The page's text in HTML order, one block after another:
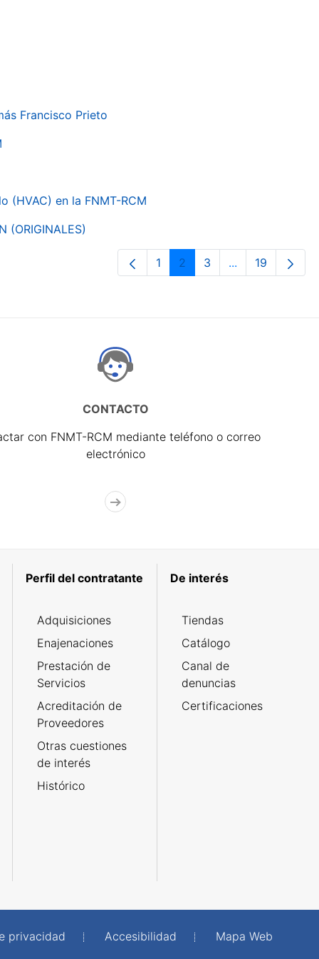
Francisco Prieto
(HVAC) en la FNMT-RCM
Página
1 Página
2 Página
3 ...PáginasPágina
19
CONTACTO
con FNMT-RCM mediante teléfono o correo
electrónico
Perfil del contratante
Adquisiciones
Enajenaciones
Prestación de
Servicios
Acreditación de
Proveedores
Otras cuestiones
de interés
Histórico
De interés
Tiendas
Catálogo
Canal de
denuncias
Certificaciones
privacidad Accesibilidad
Mapa Web